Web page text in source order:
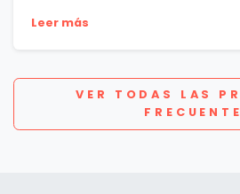
Leer más
VER TODAS LAS